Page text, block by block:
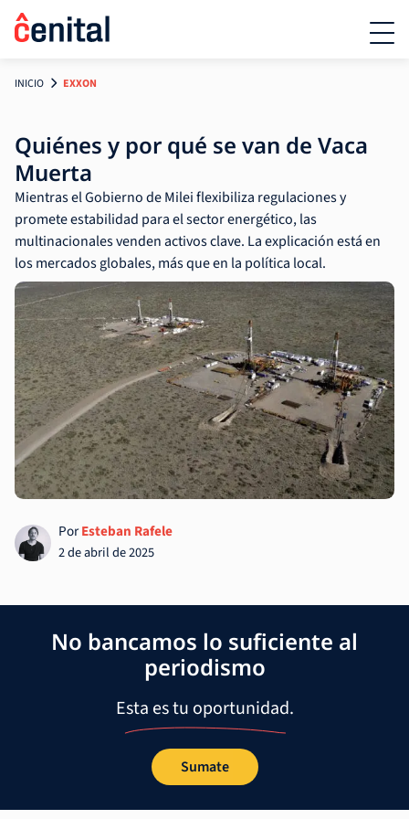
INICIO EXXON
Quiénes y por qué se van de Vaca
Muerta
Mientras el Gobierno de Milei flexibiliza regulaciones y
promete estabilidad para el sector energético, las
multinacionales venden activos clave. La explicación está en
los mercados globales, más que en la política local.
PorEsteban Rafele
2 de abril de 2025
No bancamos lo suficiente al
periodismo
Esta es tu oportunidad.
Sumate